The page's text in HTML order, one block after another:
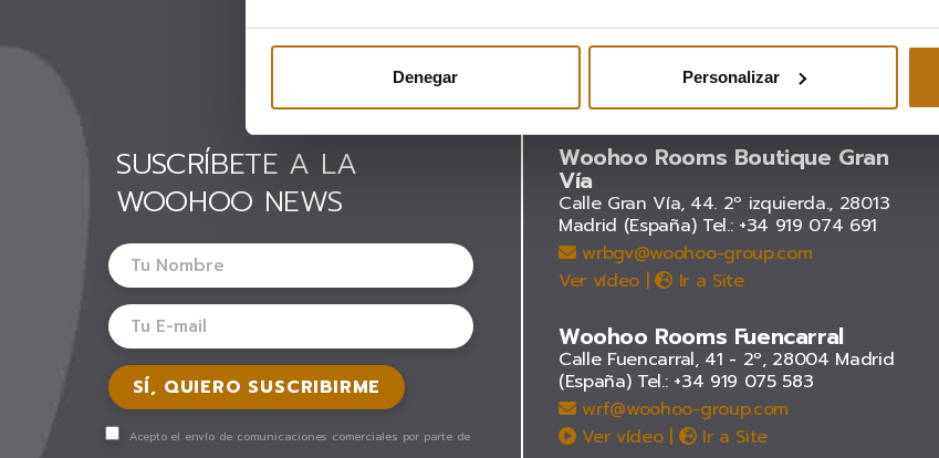
Denegar Personalizar
SUSCRÍBETE A LA
WOOHOO NEWS
Acepto el envío de comunicaciones comerciales por parte de
Woohoo Rooms Boutique Gran
Vía
Calle Gran Vía, 44. 2º izquierda., 28013
Madrid (España) Tel.: +34 919 074 691
wrbgv@woohoo-group.com
Ver vídeo | Ir a Site
Woohoo Rooms Fuencarral
Calle Fuencarral, 41 - 2º, 28004 Madrid
(España) Tel.: +34 919 075 583
wrf@woohoo-group.com
Ver vídeo| Ir a Site